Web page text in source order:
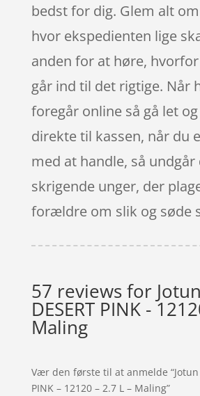
bedst for dig. Glem alt
hvor ekspedienten lige
anden for at høre,
går ind til det rigtige. Når
foregår online så gå let
direkte til kassen, når du
med at handle, så undgår
skrigende unger, der
forældre om slik og søde
57 reviews for
DESERT PINK -
Maling
Vær den første til at anmelde “Jotun
PINK – 12120 – 2.7 L – Maling”